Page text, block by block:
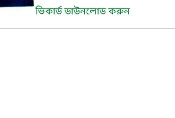
ভিকার্ড ডাউনলোড করুন